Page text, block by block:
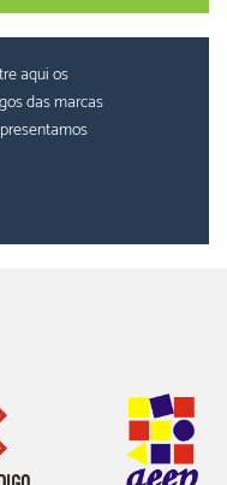
aqui os
das marcas